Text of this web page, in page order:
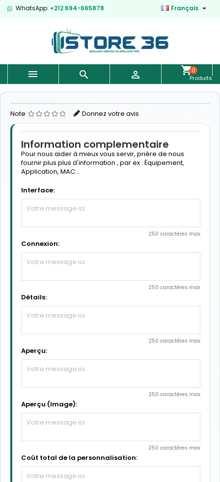
WhatsApp: +212 694-665878 Français 
  
0
Produits
-
0,00 €
Note Donnez votre avis
Information complementaire
Pour nous aider à mieux vous servir, prière de nous
fournir plus plus d'information , par ex : Équipement,
Application, MAC...
Interface:
250 caractères max
Connexion:
250 caractères max
Détails:
250 caractères max
Aperçu:
250 caractères max
Aperçu (Image):
250 caractères max
Coût total de la personnalisation: